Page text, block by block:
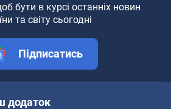
бути в курсі останніх новин
та світу сьогодні
Підписатись
додаток